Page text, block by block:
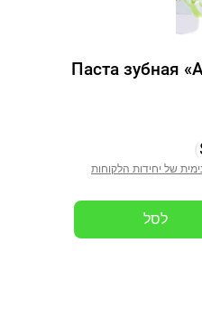
Паста зубная
(